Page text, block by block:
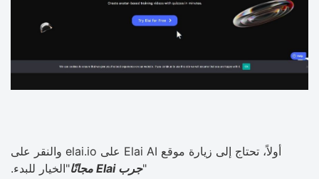
أولاً، تحتاج إلى زيارة موقع Elai AI على elai.io والنقر على
"جرب Elai مجانًا "الخيار للبدء.